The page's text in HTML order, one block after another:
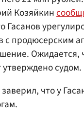
Козяйкин
Гасанов
с продюсерским
Ожидается,
утверждено судом.
что у